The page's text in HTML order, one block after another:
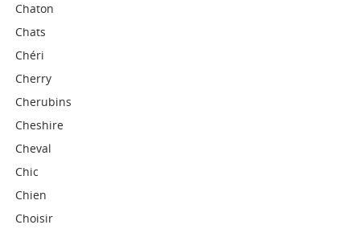
Chaton
Chats
Chéri
Cherry
Cherubins
Cheshire
Cheval
Chic
Chien
Choisir